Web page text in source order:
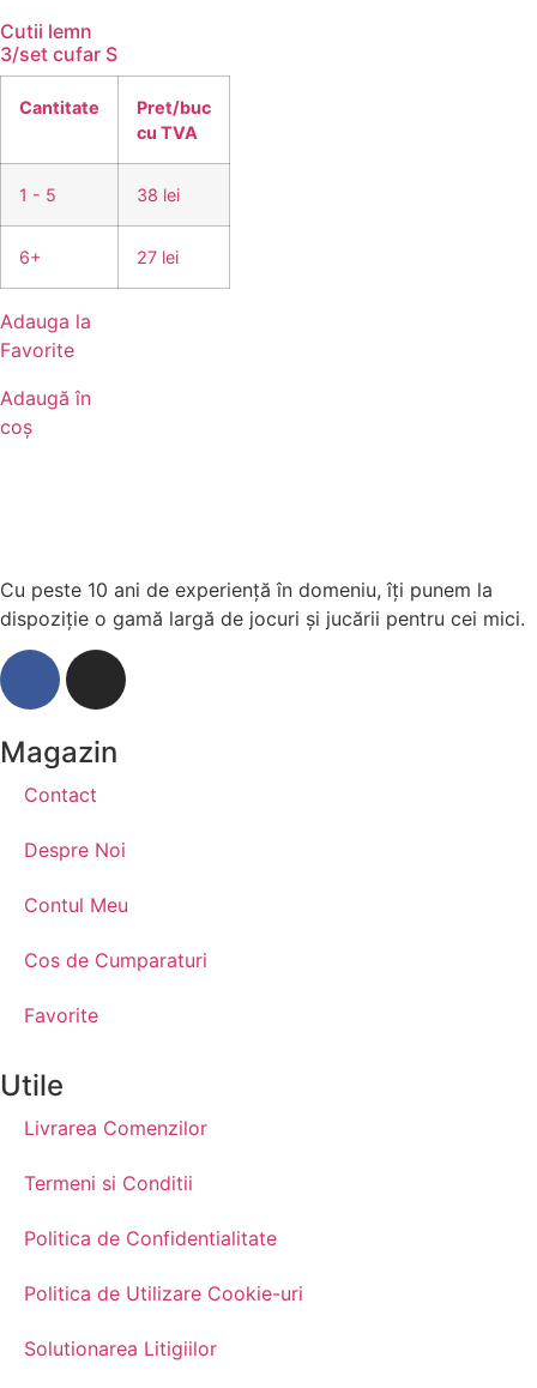
Cutii lemn
3/set cufar S
Cantitate
Pret/buc
cu TVA
1 - 5 38 lei
6+ 27 lei
Adauga la
Favorite
Adaugă în
coș
Cu peste 10 ani de experiență în domeniu, îți punem la
dispoziție o gamă largă de jocuri și jucării pentru cei mici.
Magazin
Contact
Despre Noi
Contul Meu
Cos de Cumparaturi
Favorite
Utile
Livrarea Comenzilor
Termeni si Conditii
Politica de Confidentialitate
Politica de Utilizare Cookie-uri
Solutionarea Litigiilor